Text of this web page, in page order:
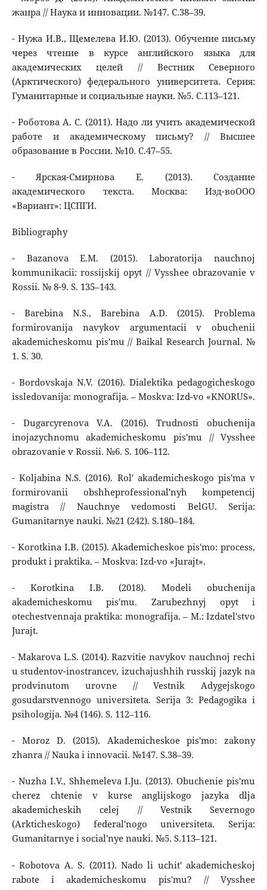
жанра // Наука и инновации. №147. С.38–39.
- Нужа И.В., Щемелева И.Ю. (2013). Обучение письму
через чтение в курсе английского языка для
академических целей // Вестник Северного
(Арктического) федерального университета. Серия:
Гуманитарные и социальные науки. №5. С.113–121.
- Роботова А. С. (2011). Надо ли учить академической
работе и академическому письму? // Высшее
образование в России. №10. С.47–55.
- Ярская-Смирнова Е. (2013). Создание
академического текста. Москва: Изд-воООО
«Вариант»: ЦСПГИ.
Bibliography
- Bazanova E.M. (2015). Laboratorija nauchnoj
kommunikacii: rossijskij opyt // Vysshee obrazovanie v
Rossii. № 8-9. S. 135–143.
- Barebina N.S., Barebina A.D. (2015). Problema
formirovanija navykov argumentacii v obuchenii
akademicheskomu pis'mu // Baikal Research Journal. №
1. S. 30.
- Bordovskaja N.V. (2016). Dialektika pedagogicheskogo
issledovanija: monografija. – Moskva: Izd-vo «KNORUS».
- Dugarcyrenova V.A. (2016). Trudnosti obuchenija
inojazychnomu akademicheskomu pis'mu // Vysshee
obrazovanie v Rossii. №6. S. 106–112.
- Koljabina N.S. (2016). Rol' akademicheskogo pis'ma v
formirovanii obshheprofessional'nyh kompetencij
magistra // Nauchnye vedomosti BelGU. Serija:
Gumanitarnye nauki. №21 (242). S.180–184.
- Korotkina I.B. (2015). Akademicheskoe pis'mo: process,
produkt i praktika. – Moskva: Izd-vo «Jurajt».
- Korotkina I.B. (2018). Modeli obuchenija
akademicheskomu pis'mu. Zarubezhnyj opyt i
otechestvennaja praktika: monografija. – M.: Izdatel'stvo
Jurajt.
- Makarova L.S. (2014). Razvitie navykov nauchnoj rechi
u studentov-inostrancev, izuchajushhih russkij jazyk na
prodvinutom urovne // Vestnik Adygejskogo
gosudarstvennogo universiteta. Serija 3: Pedagogika i
psihologija. №4 (146). S. 112–116.
- Moroz D. (2015). Akademicheskoe pis'mo: zakony
zhanra // Nauka i innovacii. №147. S.38–39.
- Nuzha I.V., Shhemeleva I.Ju. (2013). Obuchenie pis'mu
cherez chtenie v kurse anglijskogo jazyka dlja
akademicheskih celej // Vestnik Severnogo
(Arkticheskogo) federal'nogo universiteta. Serija:
Gumanitarnye i social'nye nauki. №5. S.113–121.
- Robotova A. S. (2011). Nado li uchit' akademicheskoj
rabote i akademicheskomu pis'mu? // Vysshee